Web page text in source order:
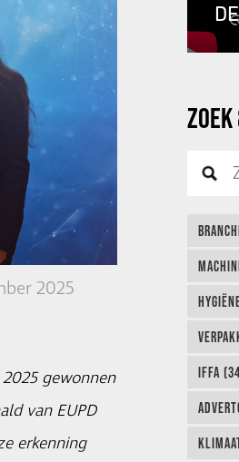
2025
gewonnen
van EUPD
erkenning
IFFA